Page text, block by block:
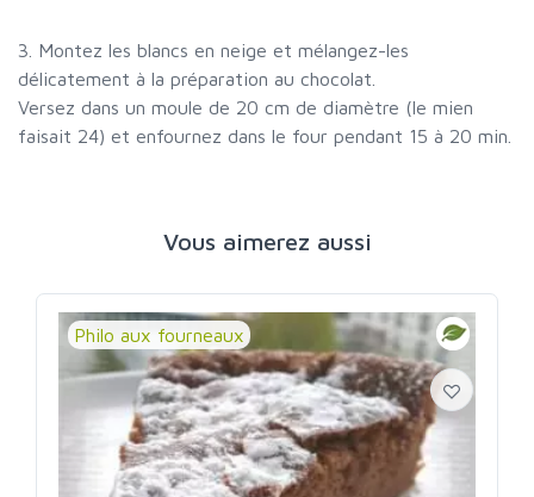
3. Montez les blancs en neige et mélangez-les
délicatement à la préparation au chocolat.
Versez dans un moule de 20 cm de diamètre (le mien
faisait 24) et enfournez dans le four pendant 15 à 20 min.
Vous aimerez aussi
Philo aux fourneaux